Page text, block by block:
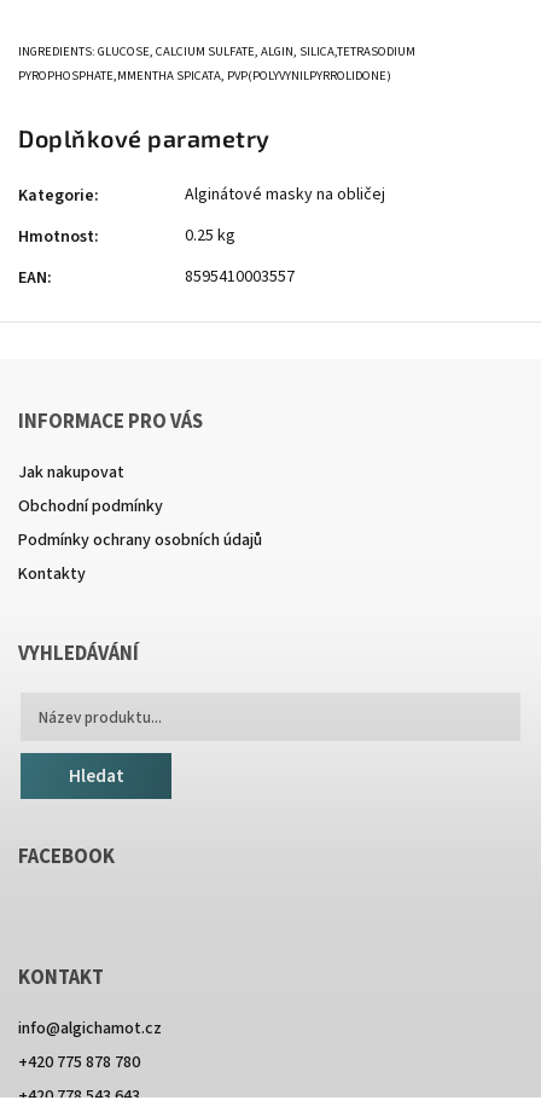
INGREDIENTS: GLUCOSE, CALCIUM SULFATE, ALGIN, SILICA,TETRASODIUM
PYROPHOSPHATE,MMENTHA SPICATA, PVP(POLYVYNILPYRROLIDONE)
Doplňkové parametry
Kategorie:
Alginátové masky na obličej
Hmotnost:
0.25 kg
EAN: 8595410003557
INFORMACE PRO VÁS
Jak nakupovat
Obchodní podmínky
Podmínky ochrany osobních údajů
Kontakty
VYHLEDÁVÁNÍ
Hledat
FACEBOOK
KONTAKT
info@algichamot.cz
+420 775 878 780
+420 778 543 643